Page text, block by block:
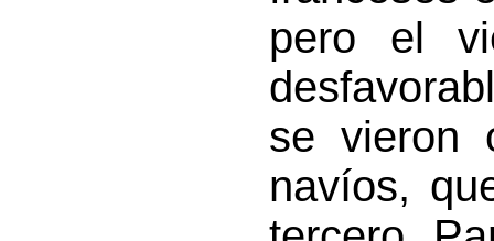
pero el
se vieron
navíos,